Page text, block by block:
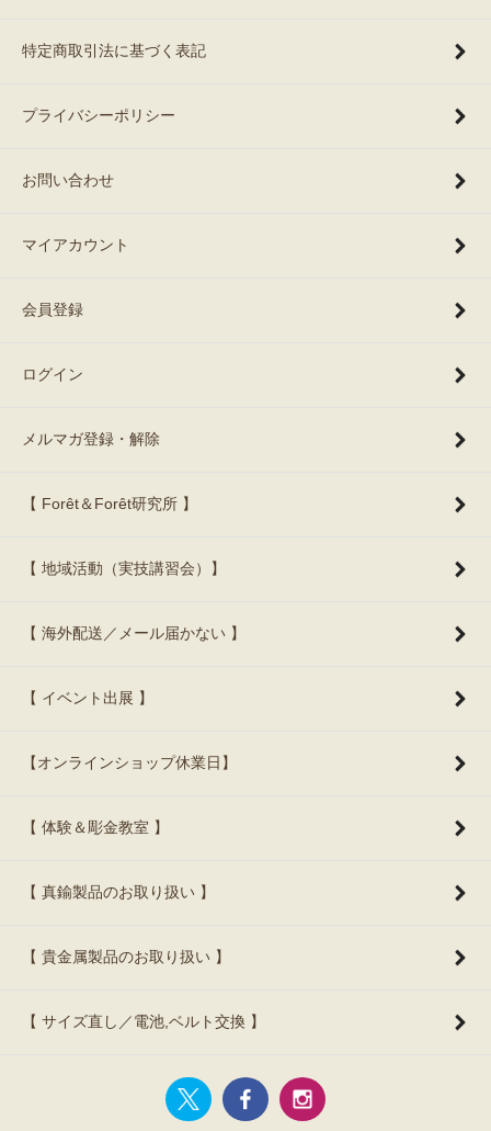
特定商取引法に基づく表記
プライバシーポリシー
お問い合わせ
マイアカウント
会員登録
ログイン
メルマガ登録・解除
【 Forêt＆Forêt研究所 】
【 地域活動（実技講習会）】
【 海外配送／メール届かない 】
【 イベント出展 】
【オンラインショップ休業日】
【 体験＆彫金教室 】
【 真鍮製品のお取り扱い 】
【 貴金属製品のお取り扱い 】
【 サイズ直し／電池,ベルト交換 】